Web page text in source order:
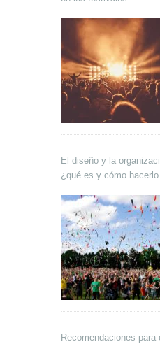
El diseño y la
¿qué es y cómo
Recomendaciones